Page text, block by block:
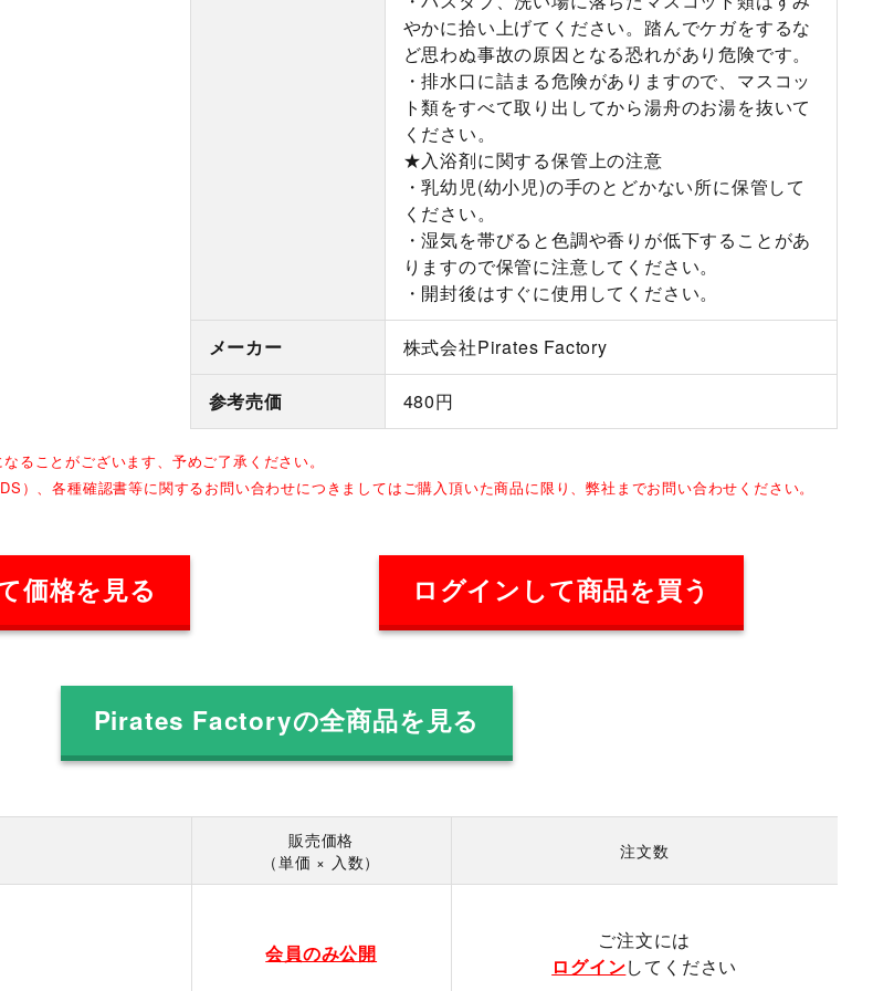
やかに拾い上げてください。踏んでケガをするな
ど思わぬ事故の原因となる恐れがあり危険です。
・排水口に詰まる危険がありますので、マスコッ
ト類をすべて取り出してから湯舟のお湯を抜いて
ください。
★入浴剤に関する保管上の注意
・乳幼児(幼小児)の手のとどかない所に保管して
ください。
・湿気を帯びると色調や香りが低下することがあ
りますので保管に注意してください。
・開封後はすぐに使用してください。
メーカー 株式会社Pirates Factory
参考売価 480円
ることがございます、予めご了承ください。
）、各種確認書等に関するお問い合わせにつきましてはご購入頂いた商品に限り、弊社までお問い合わせください。
価格を見る ログインして商品を買う
Pirates Factoryの全商品を見る
販売価格
（単価 × 入数）
注文数
会員のみ公開
ご注文には
ログインしてください